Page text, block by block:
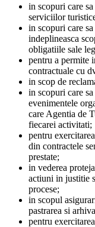
in scopuri care
serviciilor
in scopuri care
indeplineasca
obligatiile sale
pentru a permite
contractuale cu
in scop de
in scopuri care
evenimentele
care Agentia de
fiecarei activitati;
pentru
din contractele
prestate;
in vederea
actiuni in justitie
procese;
in scopul
pastrarea si
pentru